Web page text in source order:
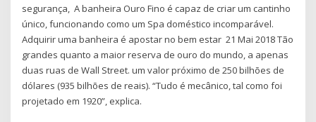
segurança, A banheira Ouro Fino é capaz de criar um cantinho
único, funcionando como um Spa doméstico incomparável.
Adquirir uma banheira é apostar no bem estar 21 Mai 2018 Tão
grandes quanto a maior reserva de ouro do mundo, a apenas
duas ruas de Wall Street. um valor próximo de 250 bilhões de
dólares (935 bilhões de reais). “Tudo é mecânico, tal como foi
projetado em 1920”, explica.